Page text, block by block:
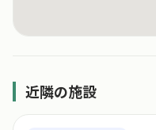
近隣の施設